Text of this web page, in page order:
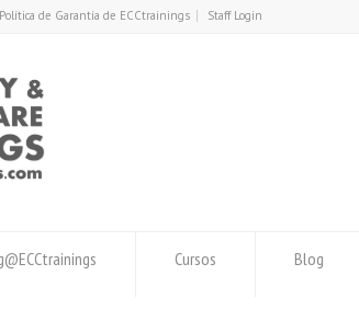
Política de Garantía de ECCtrainings Staff Login
Cursos Blog